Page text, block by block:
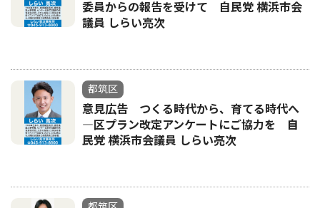
委員からの報告を受けて 自民党 横浜市会
議員 しらい亮次
都筑区
意見広告 つくる時代から、育てる時代へ
―区プラン改定アンケートにご協力を 自
民党 横浜市会議員 しらい亮次